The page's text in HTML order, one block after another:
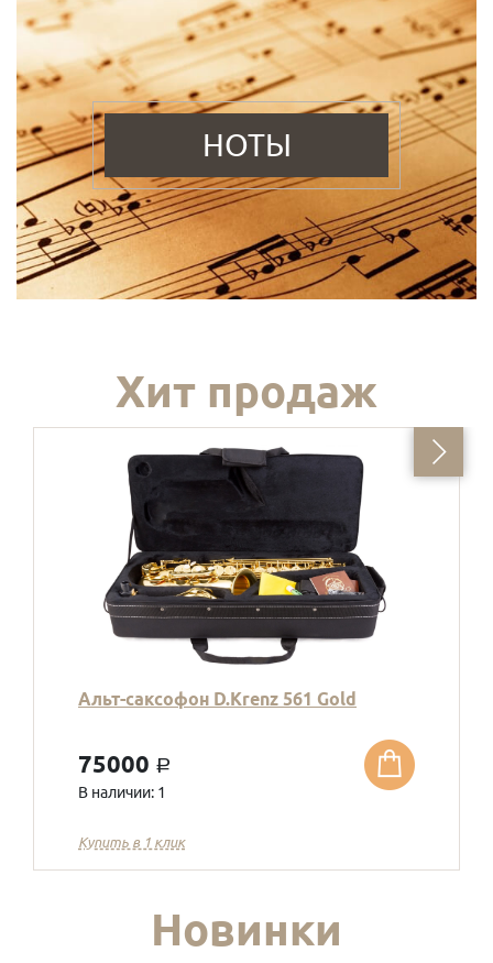
НОТЫ
Хит продаж
Альт-саксофон D.Krenz 561 Gold
75000 a
В наличии: 1
Купить в 1 клик
Новинки